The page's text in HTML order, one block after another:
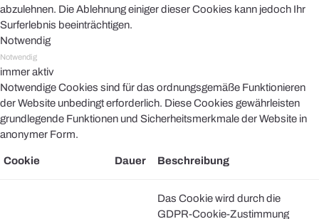
abzulehnen. Die Ablehnung einiger dieser Cookies kann jedoch Ihr
Surferlebnis beeinträchtigen.
Notwendig
Notwendig
immer aktiv
Notwendige Cookies sind für das ordnungsgemäße Funktionieren
der Website unbedingt erforderlich. Diese Cookies gewährleisten
grundlegende Funktionen und Sicherheitsmerkmale der Website in
anonymer Form.
Cookie Dauer Beschreibung
Das Cookie wird durch die
GDPR-Cookie-Zustimmung